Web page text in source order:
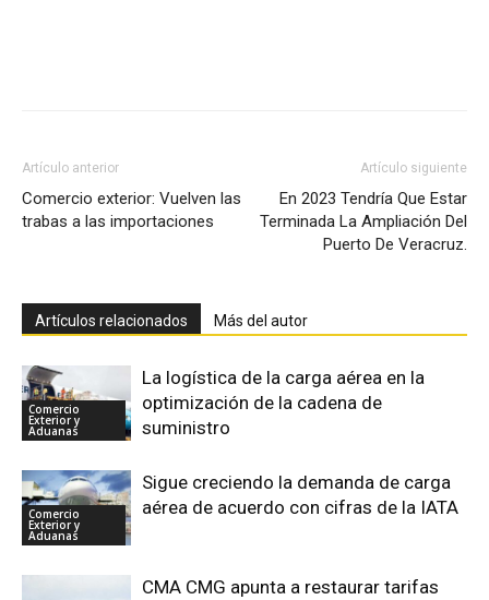
Artículo anterior
Comercio exterior: Vuelven las
trabas a las importaciones
Artículo siguiente
En 2023 Tendría Que Estar
Terminada La Ampliación Del
Puerto De Veracruz.
Artículos relacionados Más del autor
Comercio
Exterior y
Aduanas
La logística de la carga aérea en la
optimización de la cadena de
suministro
Comercio
Exterior y
Aduanas
Sigue creciendo la demanda de carga
aérea de acuerdo con cifras de la IATA
CMA CMG apunta a restaurar tarifas